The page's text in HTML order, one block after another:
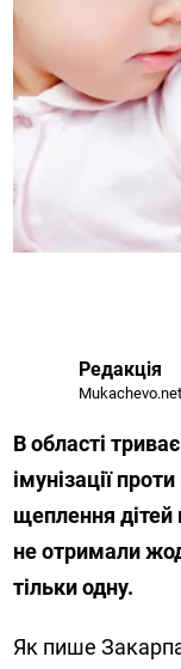
Редакція
Mukachevo.net
В області
імунізації
щеплення дітей
не отримали
тільки одну.
Як пише